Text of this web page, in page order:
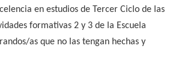
en estudios de Tercer Ciclo de las
formativas 2 y 3 de la Escuela
as que no las tengan hechas y